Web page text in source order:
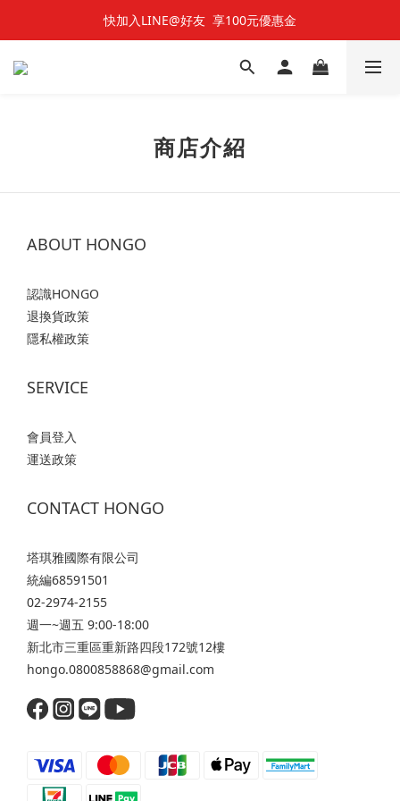
快加入LINE@好友  享100元優惠金
快加入LINE@好友  享100元優惠金
七夕對對碰 🌹 雙雙對對66折
商店介紹
ABOUT HONGO
認識HONGO
退換貨政策
隱私權政策
SERVICE
會員登入
運送政策
CONTACT HONGO
塔琪雅國際有限公司
統編68591501
02-2974-2155
週一~週五 9:00-18:00
新北市三重區重新路四段172號12樓
hongo.0800858868@gmail.com